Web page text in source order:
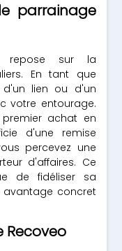
parrainage
repose sur la
En tant que
d'un lien ou d'un
votre entourage.
achat en
d'une remise
percevez une
d'affaires. Ce
de fidéliser sa
concret
Recoveo